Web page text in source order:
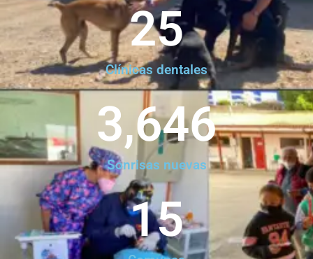
Clínicas dentales
25
Sonrisas nuevas
3,646
15